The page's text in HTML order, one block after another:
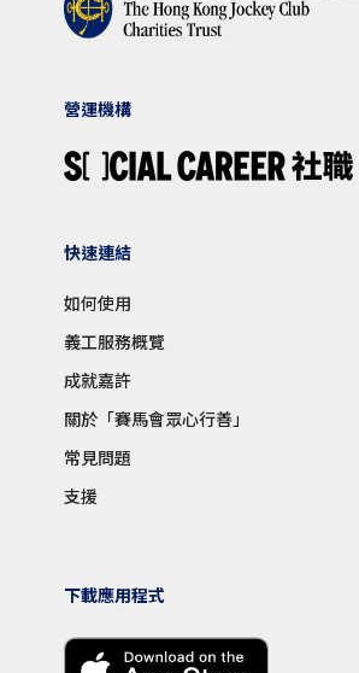
營運機構
快速連結
如何使用
義工服務概覽
成就嘉許
關於「賽馬會眾心行善」
常見問題
支援
下載應用程式